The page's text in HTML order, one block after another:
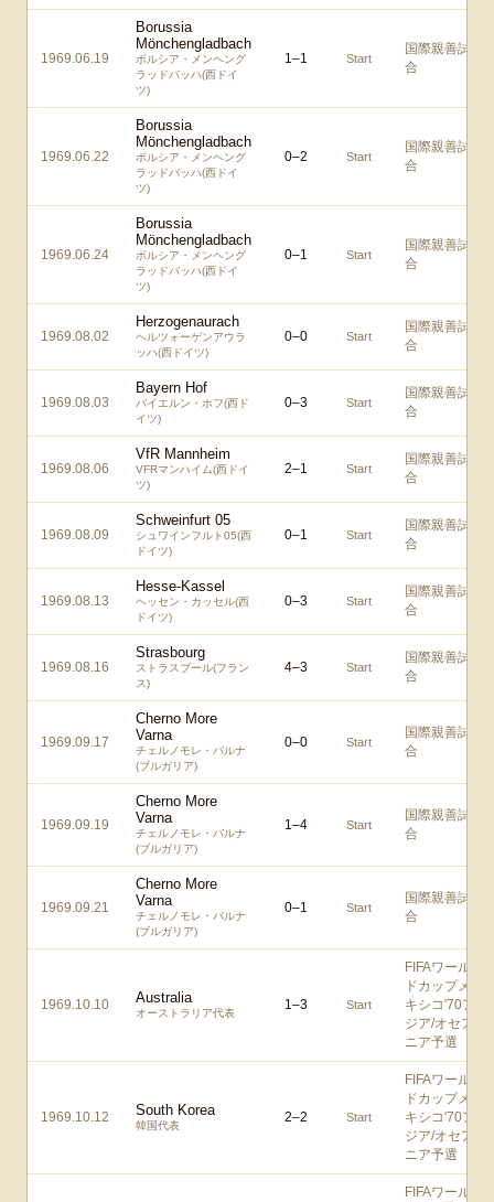
1969.06.19
Borussia
Mönchengladbach
ボルシア・メンヘング
ラッドバッハ(西ドイ
ツ)
1–1 Start
国際親善試
合
1969.06.22
Borussia
Mönchengladbach
ボルシア・メンヘング
ラッドバッハ(西ドイ
ツ)
0–2 Start
国際親善試
合
1969.06.24
Borussia
Mönchengladbach
ボルシア・メンヘング
ラッドバッハ(西ドイ
ツ)
0–1 Start
国際親善試
合
1969.08.02
Herzogenaurach
ヘルツォーゲンアウラ
ッハ(西ドイツ)
0–0 Start
国際親善試
合
1969.08.03
Bayern Hof
バイエルン・ホフ(西ド
イツ)
0–3 Start
国際親善試
合
1969.08.06
VfR Mannheim
VFRマンハイム(西ドイ
ツ)
2–1 Start
国際親善試
合
1969.08.09
Schweinfurt 05
シュワインフルト05(西
ドイツ)
0–1 Start
国際親善試
合
1969.08.13
Hesse-Kassel
ヘッセン・カッセル(西
ドイツ)
0–3 Start
国際親善試
合
1969.08.16
Strasbourg
ストラスブール(フラン
ス)
4–3 Start
国際親善試
合
1969.09.17
Cherno More
Varna
チェルノモレ・バルナ
(ブルガリア)
0–0 Start
国際親善試
合
1969.09.19
Cherno More
Varna
チェルノモレ・バルナ
(ブルガリア)
1–4 Start
国際親善試
合
1969.09.21
Cherno More
Varna
チェルノモレ・バルナ
(ブルガリア)
0–1 Start
国際親善試
合
1969.10.10 Australia
オーストラリア代表
1–3 Start
FIFAワール
ドカップメ
キシコ'70ア
ジア/オセア
ニア予選
1969.10.12 South Korea
韓国代表
2–2 Start
FIFAワール
ドカップメ
キシコ'70ア
ジア/オセア
ニア予選
FIFAワール